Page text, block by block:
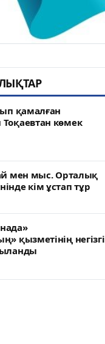
қамалған
көмек
мен мыс. Орталық
кім ұстап тұр
қызметінің негізгі